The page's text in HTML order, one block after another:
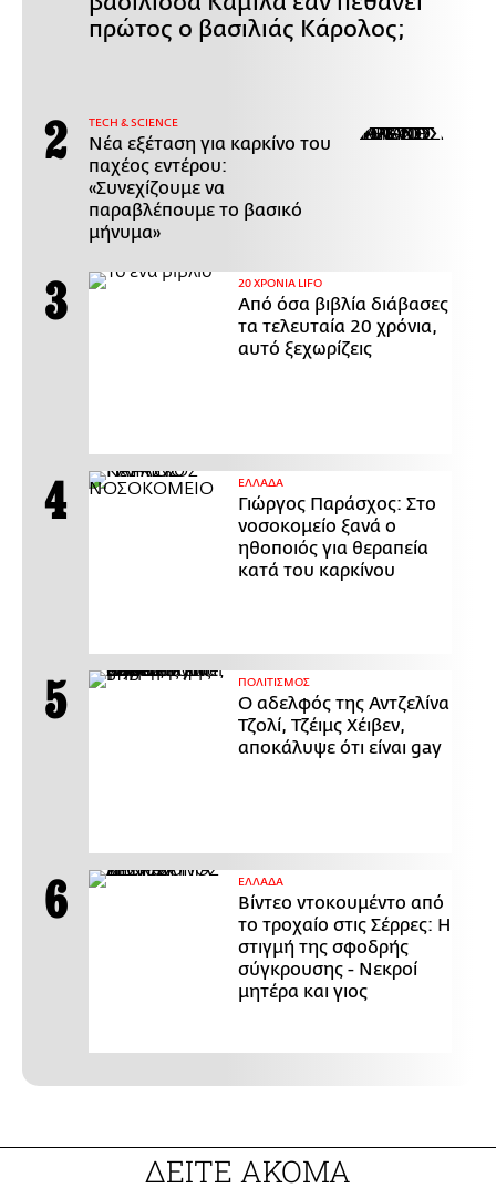
πρώτος ο βασιλιάς Κάρολος;
ΤECH & SCIENCE
Νέα εξέταση για καρκίνο του
παχέος εντέρου:
«Συνεχίζουμε να
παραβλέπουμε το βασικό
μήνυμα»
20 ΧΡΟΝΙΑ LIFO
Από όσα βιβλία διάβασες
τα τελευταία 20 χρόνια,
αυτό ξεχωρίζεις
ΕΛΛΑΔΑ
Γιώργος Παράσχος: Στο
νοσοκομείο ξανά ο
ηθοποιός για θεραπεία
κατά του καρκίνου
ΠΟΛΙΤΙΣΜΟΣ
Ο αδελφός της Αντζελίνα
Τζολί, Τζέιμς Χέιβεν,
αποκάλυψε ότι είναι gay
ΕΛΛΑΔΑ
Βίντεο ντοκουμέντο από
το τροχαίο στις Σέρρες: Η
στιγμή της σφοδρής
σύγκρουσης - Νεκροί
μητέρα και γιος
ΔΕΙΤΕ ΑΚΟΜΑ